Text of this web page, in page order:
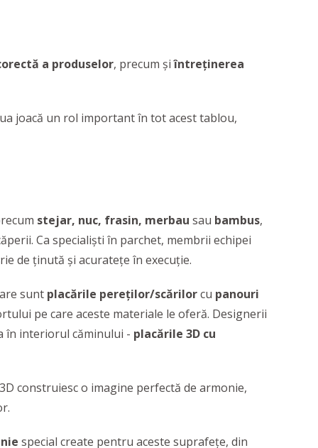
a produselor, precum șiîntreținerea
joacă un rol important în tot acest tablou,
stejar, nuc, frasin, merbau sau bambus,
Ca specialiști în parchet, membrii echipei
de ținută și acuratețe în execuție.
sunt placările pereților/scărilorcu panouri
pe care aceste materiale le oferă. Designerii
în interiorul căminului - placările 3D cu
construiesc o imagine perfectă de armonie,
special create pentru aceste suprafețe, din